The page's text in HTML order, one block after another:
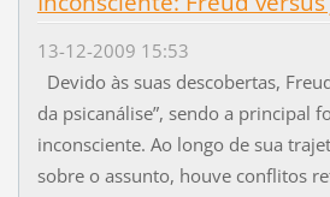
13-12-2009 15:53
Devido às suas descobertas,
da psicanálise”, sendo a principal
inconsciente. Ao longo de sua
sobre o assunto, houve conflitos